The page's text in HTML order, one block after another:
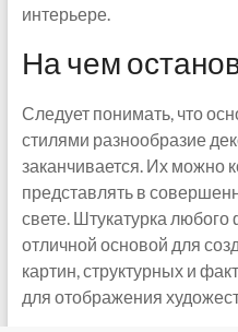
интерьере.
На чем
Следует понимать, что
стилями разнообразие
заканчивается. Их можно
представлять в
свете. Штукатурка
отличной основой для
картин, структурных и
для отображения